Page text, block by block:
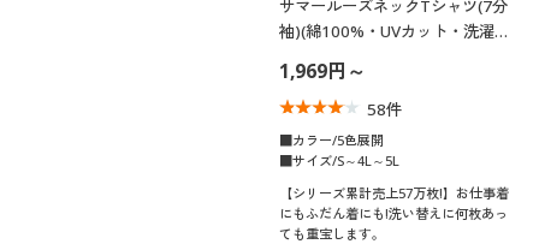
サマールーズネックTシャツ(7分
袖)(綿100%・UVカット・洗濯機
1,969円～
58件
■カラー/5色展開
■サイズ/S～4L～5L
【シリーズ累計売上57万枚!】お仕事着
にもふだん着にも!洗い替えに何枚あっ
ても重宝します。